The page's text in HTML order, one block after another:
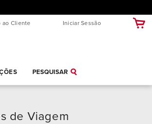
ao Cliente Iniciar Sessão
PESQUISAR
de Viagem